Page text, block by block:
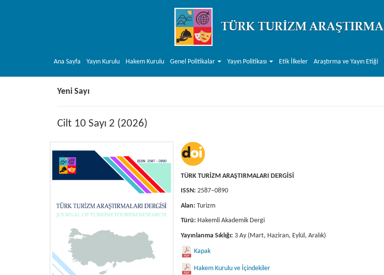
##plugins.themes.bootstrap3.accessible_menu.main_content##
Ana Sayfa Yayın Kurulu Hakem Kurulu Genel Politikalar Yayın Politikası Etik İlkeler Araştırma ve Yayın Etiği
Yeni Sayı
Cilt 10 Sayı 2 (2026)
TÜRK TURİZM ARAŞTIRMALARI DERGİSİ
ISSN: 2587–0890
Alan: Turizm
Türü: Hakemli Akademik Dergi
Yayınlanma Sıklığı: 3 Ay (Mart, Haziran, Eylül, Aralık)
Kapak
Hakem Kurulu ve İçindekiler